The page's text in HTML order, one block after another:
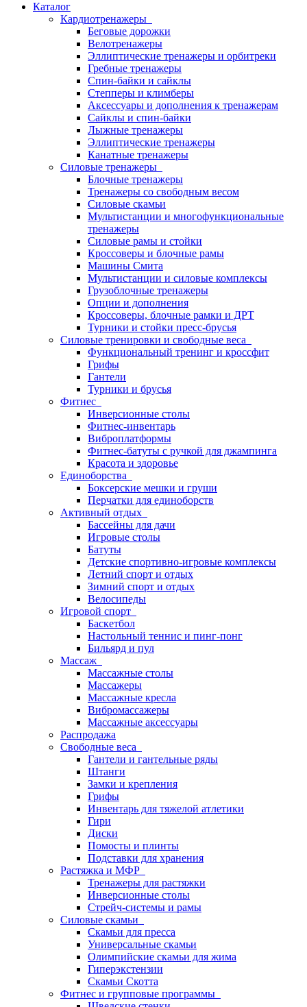
Каталог
Кардиотренажеры
Беговые дорожки
Велотренажеры
Эллиптические тренажеры и орбитреки
Гребные тренажеры
Спин-байки и сайклы
Степперы и климберы
Аксессуары и дополнения к тренажерам
Сайклы и спин-байки
Лыжные тренажеры
Эллиптические тренажеры
Канатные тренажеры
Силовые тренажеры
Блочные тренажеры
Тренажеры со свободным весом
Силовые скамьи
Мультистанции и многофункциональные
тренажеры
Силовые рамы и стойки
Кроссоверы и блочные рамы
Машины Смита
Мультистанции и силовые комплексы
Грузоблочные тренажеры
Опции и дополнения
Кроссоверы, блочные рамки и ДРТ
Турники и стойки пресс-брусья
Силовые тренировки и свободные веса
Функциональный тренинг и кроссфит
Грифы
Гантели
Турники и брусья
Фитнес
Инверсионные столы
Фитнес-инвентарь
Виброплатформы
Фитнес-батуты с ручкой для джампинга
Красота и здоровье
Единоборства
Боксерские мешки и груши
Перчатки для единоборств
Активный отдых
Бассейны для дачи
Игровые столы
Батуты
Детские спортивно-игровые комплексы
Летний спорт и отдых
Зимний спорт и отдых
Велосипеды
Игровой спорт
Баскетбол
Настольный теннис и пинг-понг
Бильярд и пул
Массаж
Массажные столы
Массажеры
Массажные кресла
Вибромассажеры
Массажные аксессуары
Распродажа
Свободные веса
Гантели и гантельные ряды
Штанги
Замки и крепления
Грифы
Инвентарь для тяжелой атлетики
Гири
Диски
Помосты и плинты
Подставки для хранения
Растяжка и МФР
Тренажеры для растяжки
Инверсионные столы
Стрейч-системы и рамы
Силовые скамьи
Скамьи для пресса
Универсальные скамьи
Олимпийские скамьи для жима
Гиперэкстензии
Скамьи Скотта
Фитнес и групповые программы